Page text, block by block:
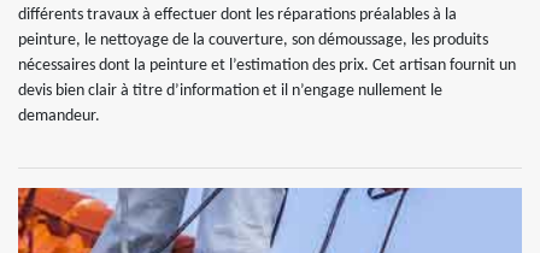
différents travaux à effectuer dont les réparations préalables à la
peinture, le nettoyage de la couverture, son démoussage, les produits
nécessaires dont la peinture et l’estimation des prix. Cet artisan fournit un
devis bien clair à titre d’information et il n’engage nullement le
demandeur.